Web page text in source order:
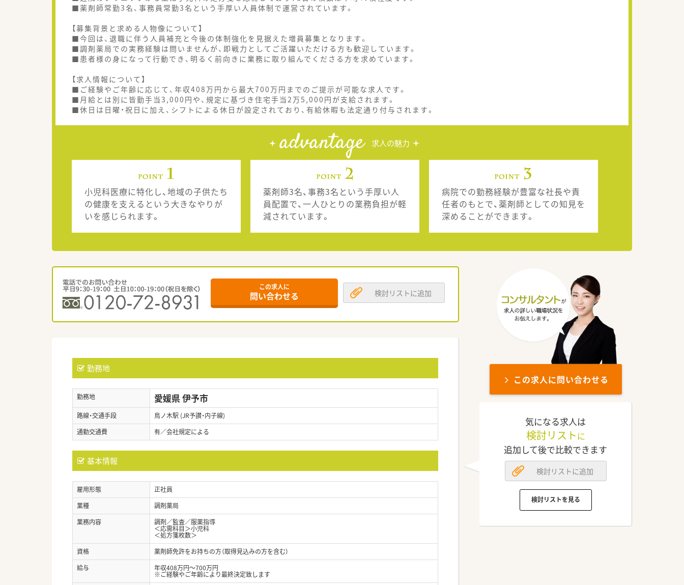
■薬剤師常勤3名、事務員常勤3名という手厚い人員体制で運営されています。
【募集背景と求める人物像について】
■今回は、退職に伴う人員補充と今後の体制強化を見据えた増員募集となります。
■調剤薬局での実務経験は問いませんが、即戦力としてご活躍いただける方も歓迎しています。
■患者様の身になって行動でき、明るく前向きに業務に取り組んでくださる方を求めています。
【求人情報について】
■ご経験やご年齢に応じて、年収408万円から最大700万円までのご提示が可能な求人です。
■月給とは別に皆勤手当3,000円や、規定に基づき住宅手当2万5,000円が支給されます。
■休日は日曜・祝日に加え、シフトによる休日が設定されており、有給休暇も法定通り付与されます。
advantage 求人の魅力
小児科医療に特化し、地域の子供たち
の健康を支えるという大きなやりが
いを感じられます。
薬剤師3名、事務3名という手厚い人
員配置で、一人ひとりの業務負担が軽
減されています。
病院での勤務経験が豊富な社長や責
任者のもとで、薬剤師としての知見を
深めることができます。
この求人に
問い合わせる 検討リストに追加
勤務地
勤務地 愛媛県 伊予市
路線・交通手段
鳥ノ木駅 (JR予讃・内子線)
通勤交通費
有／会社規定による
基本情報
雇用形態
正社員
業種
調剤薬局
業務内容
調剤／監査／服薬指導
＜応需科目＞小児科
＜処方箋枚数＞
資格
薬剤師免許をお持ちの方（取得見込みの方を含む）
給与
年収408万円～700万円
※ご経験やご年齢により最終決定致します
この求人に問い合わせる
気になる求人は
検討リスト に
追加して後で比較できます
検討リストに追加
検討リストを見る